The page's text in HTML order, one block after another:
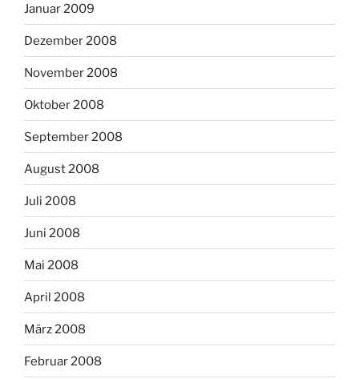
Januar 2009
Dezember 2008
November 2008
Oktober 2008
September 2008
August 2008
Juli 2008
Juni 2008
Mai 2008
April 2008
März 2008
Februar 2008